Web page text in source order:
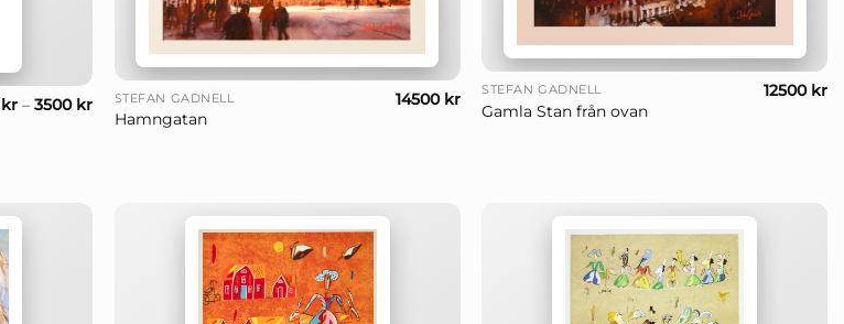
kr –3500 kr STEFAN GADNELL
Hamngatan
14500 kr STEFAN GADNELL
Gamla Stan från ovan
12500 kr